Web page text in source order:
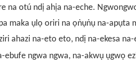
na otú ndị ahịa na-eche.
maka ụlọ oriri na ọṅụṅụ na-apụta
ahazi na-eto eto, ndị na-ekesa na-
ebufe ngwa ngwa, na-akwụ ụgwọ